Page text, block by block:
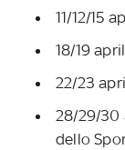
11/12/15
18/19
22/23
28/29/30
dello